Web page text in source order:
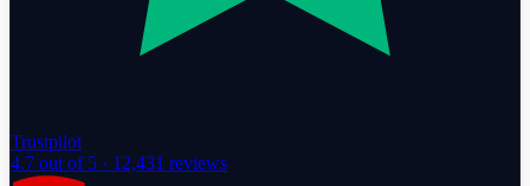
Trustpilot
4.7 out of 5 · 12,431 reviews